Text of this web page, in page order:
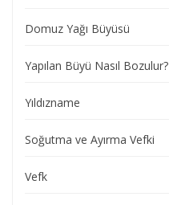
Domuz Yağı Büyüsü
Yapılan Büyü Nasıl Bozulur?
Yıldızname
Soğutma ve Ayırma Vefki
Vefk